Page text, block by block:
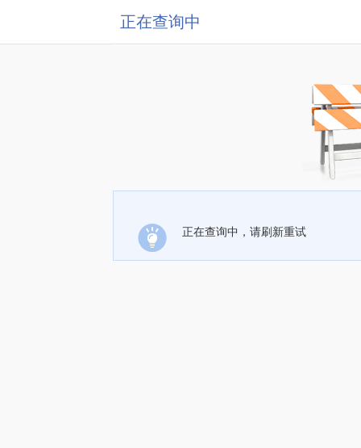
正在查询中
正在查询中，请刷新重试